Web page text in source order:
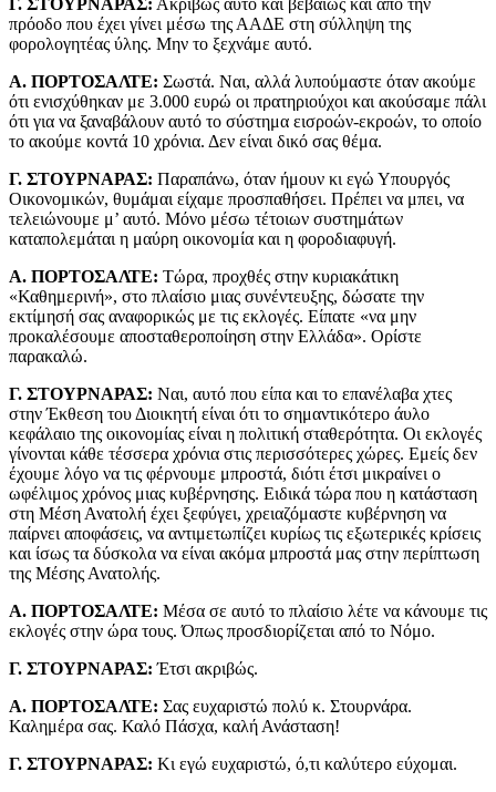
Γ. ΣΤΟΥΡΝΑΡΑΣ: Ακριβώς αυτό και βεβαίως και από την
πρόοδο που έχει γίνει μέσω της ΑΑΔΕ στη σύλληψη της
φορολογητέας ύλης. Μην το ξεχνάμε αυτό.
Α. ΠΟΡΤΟΣΑΛΤΕ: Σωστά. Ναι, αλλά λυπούμαστε όταν ακούμε
ότι ενισχύθηκαν με 3.000 ευρώ οι πρατηριούχοι και ακούσαμε πάλι
ότι για να ξαναβάλουν αυτό το σύστημα εισροών-εκροών, το οποίο
το ακούμε κοντά 10 χρόνια. Δεν είναι δικό σας θέμα.
Γ. ΣΤΟΥΡΝΑΡΑΣ: Παραπάνω, όταν ήμουν κι εγώ Υπουργός
Οικονομικών, θυμάμαι είχαμε προσπαθήσει. Πρέπει να μπει, να
τελειώνουμε μ’ αυτό. Μόνο μέσω τέτοιων συστημάτων
καταπολεμάται η μαύρη οικονομία και η φοροδιαφυγή.
Α. ΠΟΡΤΟΣΑΛΤΕ: Τώρα, προχθές στην κυριακάτικη
«Καθημερινή», στο πλαίσιο μιας συνέντευξης, δώσατε την
εκτίμησή σας αναφορικώς με τις εκλογές. Είπατε «να μην
προκαλέσουμε αποσταθεροποίηση στην Ελλάδα». Ορίστε
παρακαλώ.
Γ. ΣΤΟΥΡΝΑΡΑΣ: Ναι, αυτό που είπα και το επανέλαβα χτες
στην Έκθεση του Διοικητή είναι ότι το σημαντικότερο άυλο
κεφάλαιο της οικονομίας είναι η πολιτική σταθερότητα. Οι εκλογές
γίνονται κάθε τέσσερα χρόνια στις περισσότερες χώρες. Εμείς δεν
έχουμε λόγο να τις φέρνουμε μπροστά, διότι έτσι μικραίνει ο
ωφέλιμος χρόνος μιας κυβέρνησης. Ειδικά τώρα που η κατάσταση
στη Μέση Ανατολή έχει ξεφύγει, χρειαζόμαστε κυβέρνηση να
παίρνει αποφάσεις, να αντιμετωπίζει κυρίως τις εξωτερικές κρίσεις
και ίσως τα δύσκολα να είναι ακόμα μπροστά μας στην περίπτωση
της Μέσης Ανατολής.
Α. ΠΟΡΤΟΣΑΛΤΕ: Μέσα σε αυτό το πλαίσιο λέτε να κάνουμε τις
εκλογές στην ώρα τους. Όπως προσδιορίζεται από το Νόμο.
Γ. ΣΤΟΥΡΝΑΡΑΣ: Έτσι ακριβώς.
Α. ΠΟΡΤΟΣΑΛΤΕ: Σας ευχαριστώ πολύ κ. Στουρνάρα.
Καλημέρα σας. Καλό Πάσχα, καλή Ανάσταση!
Γ. ΣΤΟΥΡΝΑΡΑΣ: Κι εγώ ευχαριστώ, ό,τι καλύτερο εύχομαι.